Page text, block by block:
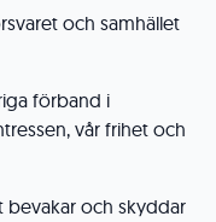
och samhället
förband i
vår frihet och
bevakar och skyddar